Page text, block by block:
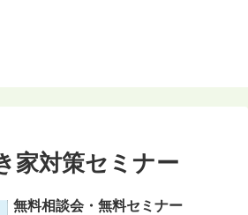
家対策セミナー
無料相談会・無料セミナー